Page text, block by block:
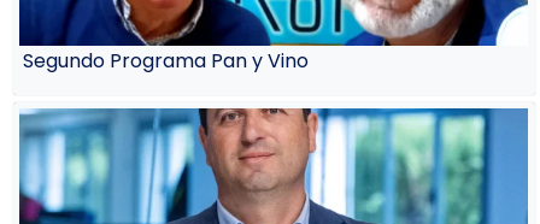
Segundo Programa Pan y Vino